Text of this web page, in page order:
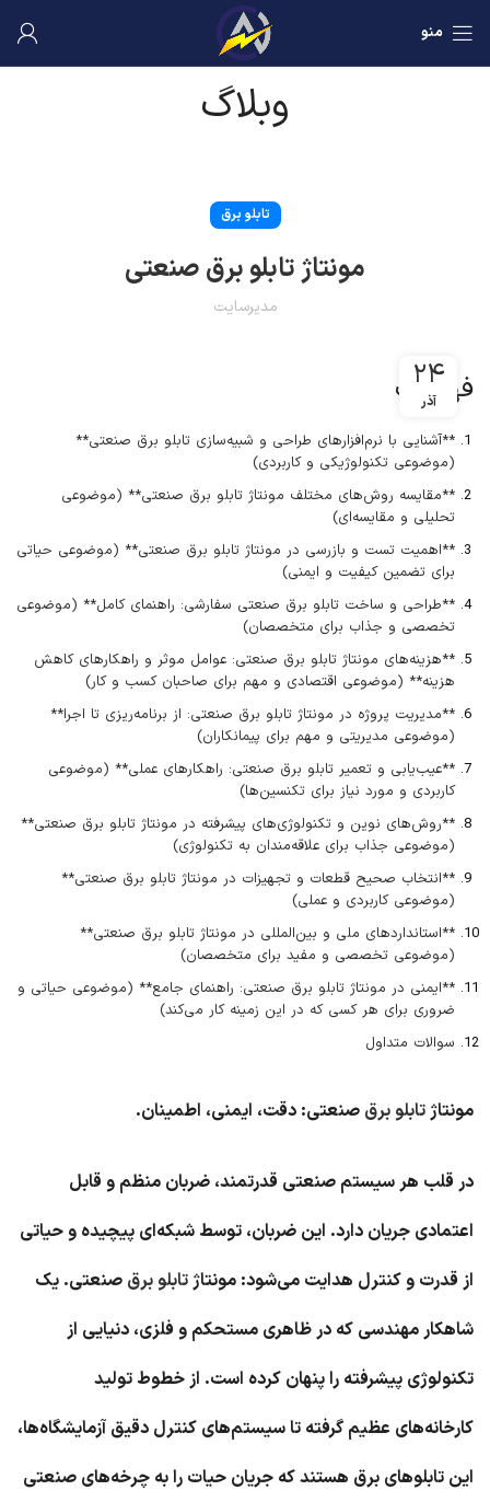
منو
وبلاگ
تابلو برق
مونتاژ تابلو برق صنعتی
مدیرسایت
۲۴
آذر
فهرست
**آشنایی با نرم‌افزارهای طراحی و شبیه‌سازی تابلو برق صنعتی**
(موضوعی تکنولوژیکی و کاربردی)
**مقایسه روش‌های مختلف مونتاژ تابلو برق صنعتی** (موضوعی
تحلیلی و مقایسه‌ای)
**اهمیت تست و بازرسی در مونتاژ تابلو برق صنعتی** (موضوعی حیاتی
برای تضمین کیفیت و ایمنی)
**طراحی و ساخت تابلو برق صنعتی سفارشی: راهنمای کامل** (موضوعی
تخصصی و جذاب برای متخصصان)
**هزینه‌های مونتاژ تابلو برق صنعتی: عوامل موثر و راهکارهای کاهش
هزینه** (موضوعی اقتصادی و مهم برای صاحبان کسب و کار)
**مدیریت پروژه در مونتاژ تابلو برق صنعتی: از برنامه‌ریزی تا اجرا**
(موضوعی مدیریتی و مهم برای پیمانکاران)
**عیب‌یابی و تعمیر تابلو برق صنعتی: راهکارهای عملی** (موضوعی
کاربردی و مورد نیاز برای تکنسین‌ها)
**روش‌های نوین و تکنولوژی‌های پیشرفته در مونتاژ تابلو برق صنعتی**
(موضوعی جذاب برای علاقه‌مندان به تکنولوژی)
**انتخاب صحیح قطعات و تجهیزات در مونتاژ تابلو برق صنعتی**
(موضوعی کاربردی و عملی)
**استانداردهای ملی و بین‌المللی در مونتاژ تابلو برق صنعتی**
(موضوعی تخصصی و مفید برای متخصصان)
**ایمنی در مونتاژ تابلو برق صنعتی: راهنمای جامع** (موضوعی حیاتی و
ضروری برای هر کسی که در این زمینه کار می‌کند)
سوالات متداول
مونتاژتابلو برق صنعتی: دقت، ایمنی، اطمینان.
در قلب هر سیستم صنعتی قدرتمند، ضربان منظم و قابل
اعتمادی جریان دارد. این ضربان، توسط شبکه‌ای پیچیده و حیاتی
از قدرت و کنترل هدایت می‌شود: مونتاژتابلو برق صنعتی. یک
شاهکار مهندسی که در ظاهری مستحکم و فلزی، دنیایی از
تکنولوژی پیشرفته را پنهان کرده است. از خطوط تولید
کارخانه‌های عظیم گرفته تا سیستم‌های کنترل دقیق آزمایشگاه‌ها،
این تابلوهای برق هستند که جریان حیات را به چرخه‌های صنعتی